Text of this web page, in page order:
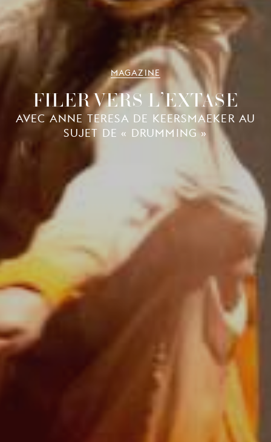
MAGAZINE
FILER VERS L’EXTASE
AVEC ANNE TERESA DE KEERSMAEKER AU
SUJET DE « DRUMMING »